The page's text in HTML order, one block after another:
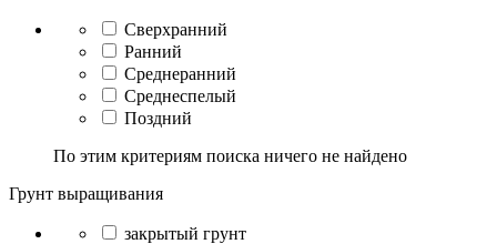
Сверхранний
Ранний
Среднеранний
Среднеспелый
Поздний
По этим критериям поиска ничего не найдено
Грунт выращивания
закрытый грунт